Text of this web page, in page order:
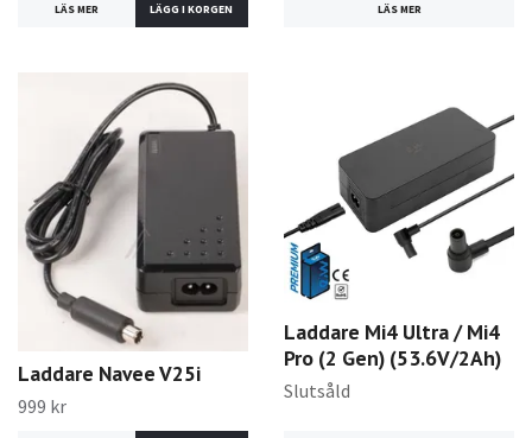
LÄS MER LÄS MER
Laddare Navee V25i
999 kr
Laddare Mi4 Ultra / Mi4
Pro (2 Gen) (53.6V/2Ah)
Slutsåld